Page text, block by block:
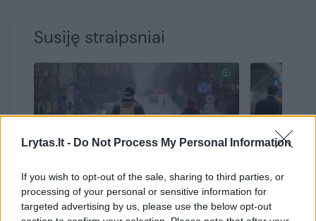
Lrytas.lt - Do Not Process My Personal Information
If you wish to opt-out of the sale, sharing to third parties, or
processing of your personal or sensitive information for
targeted advertising by us, please use the below opt-out
Susiję straipsniai
Emigrantai Anglijoje vergauja,